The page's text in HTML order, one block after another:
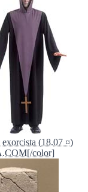
(18.07 ¤)
color]